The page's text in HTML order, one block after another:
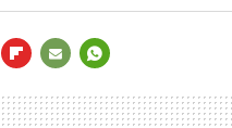
MAIL